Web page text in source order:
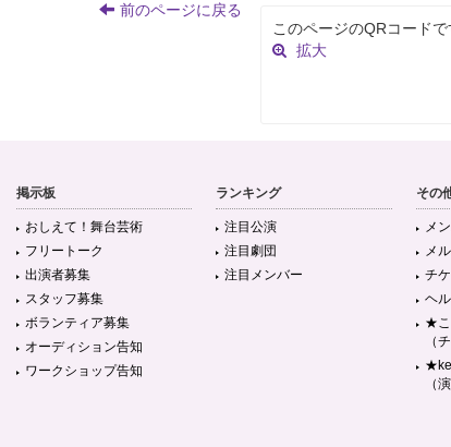
前のページに戻る
このページのQRコードで
拡大
掲示板
おしえて！舞台芸術
フリートーク
出演者募集
スタッフ募集
ボランティア募集
オーディション告知
ワークショップ告知
ランキング
注目公演
注目劇団
注目メンバー
その
メ
メ
チ
ヘ
★こ
（
（